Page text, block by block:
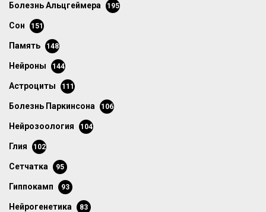
болезнь Альцгеймера 195
сон 151
память 148
нейроны 144
астроциты 111
болезнь Паркинсона 106
нейрозоология 104
глия 102
сетчатка 95
гиппокамп 93
нейрогенетика 83